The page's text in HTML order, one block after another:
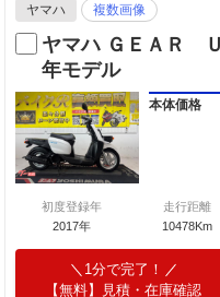
ヤマハ 複数画像
ヤマハ ＧＥＡＲ
年モデル
本体価格
初度登録年
2017年
走行距離
10478Km
1分で完了！
【無料】見積・在庫確認